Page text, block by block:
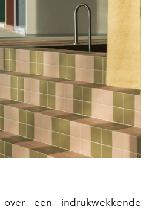
een indrukwekkende